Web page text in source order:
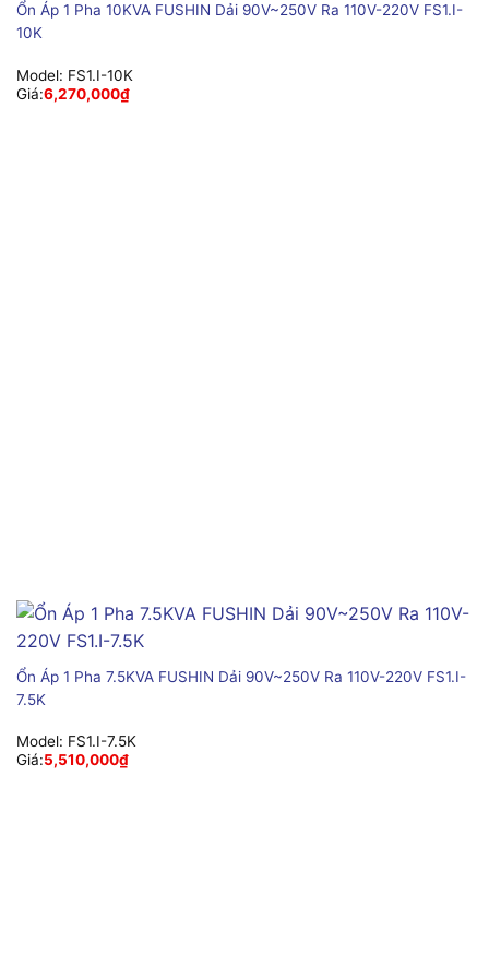
Ổn Áp 1 Pha 10KVA FUSHIN Dải 90V~250V Ra 110V-220V FS1.I-
10K
Model: FS1.I-10K
Giá:6,270,000₫
Ổn Áp 1 Pha 7.5KVA FUSHIN Dải 90V~250V Ra 110V-220V FS1.I-
7.5K
Model: FS1.I-7.5K
Giá:5,510,000₫